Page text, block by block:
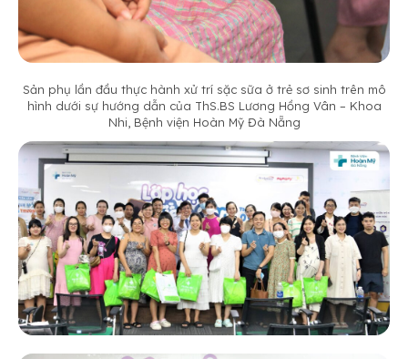
Sản phụ lần đầu thực hành xử trí sặc sữa ở trẻ sơ sinh trên mô
hình dưới sự hướng dẫn của ThS.BS Lương Hồng Vân – Khoa
Nhi, Bệnh viện Hoàn Mỹ Đà Nẵng